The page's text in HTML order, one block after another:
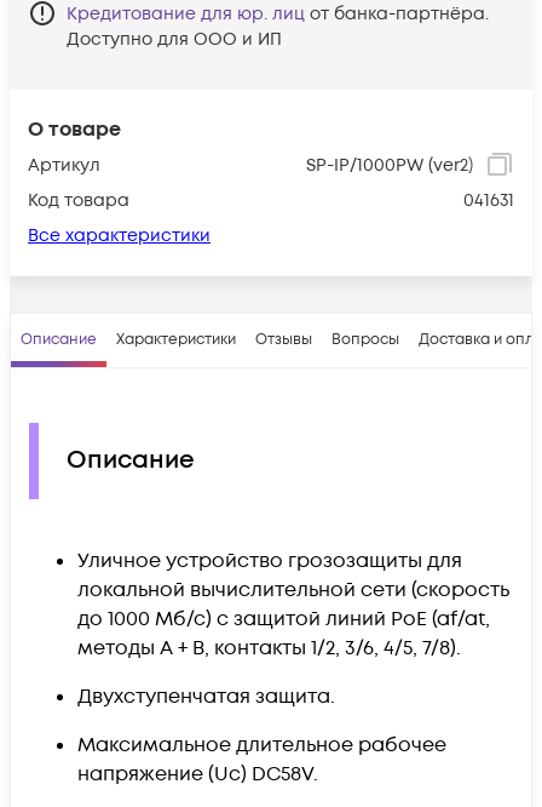
О товаре
Артикул
SP-IP/1000PW (ver2)
Код товара
041631
Все характеристики
Кредитование для юр. лиц от банка-партнёра.
Доступно для ООО и ИП
Описание Характеристики Отзывы Вопросы Доставка и
Описание
Уличное устройство грозозащиты для
локальной вычислительной сети (скорость
до 1000 Мб/с) с защитой линий PoE (af/at,
методы A + B, контакты 1/2, 3/6, 4/5, 7/8).
Двухступенчатая защита.
Максимальное длительное рабочее
напряжение (Uс) DC58V.